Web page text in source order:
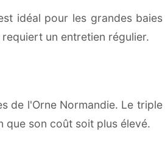
idéal pour les grandes
un entretien régulier.
de l'Orne Normandie. Le
que son coût soit plus élevé.